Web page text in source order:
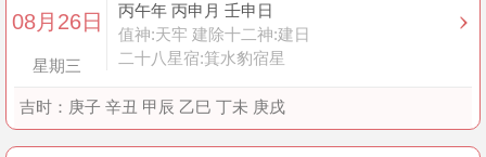
08月26日
星期三
丙午年 丙申月 壬申日
值神:天牢 建除十二神:建日
二十八星宿:箕水豹宿星
吉时： 庚子 辛丑 甲辰 乙巳 丁未 庚戌